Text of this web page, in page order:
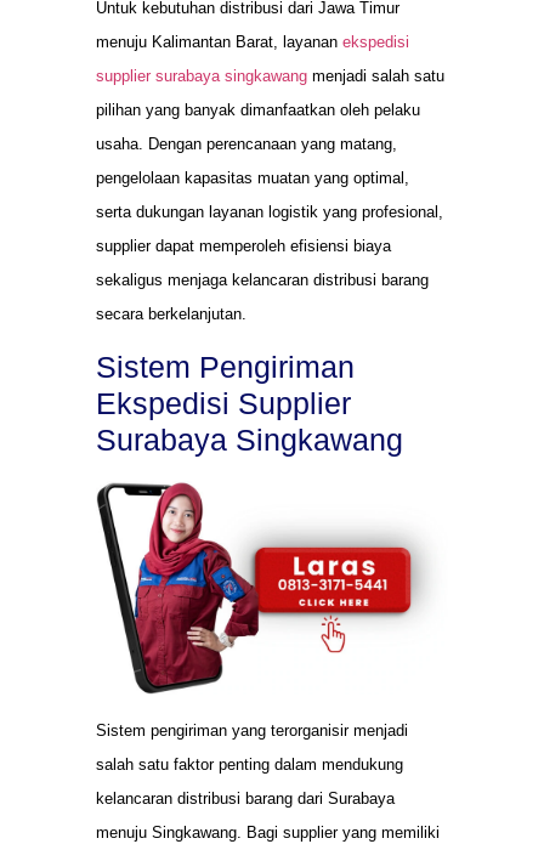
Untuk kebutuhan distribusi dari Jawa Timur
menuju Kalimantan Barat, layanan ekspedisi
supplier surabaya singkawang menjadi salah satu
pilihan yang banyak dimanfaatkan oleh pelaku
usaha. Dengan perencanaan yang matang,
pengelolaan kapasitas muatan yang optimal,
serta dukungan layanan logistik yang profesional,
supplier dapat memperoleh efisiensi biaya
sekaligus menjaga kelancaran distribusi barang
secara berkelanjutan.
Sistem Pengiriman
Ekspedisi Supplier
Surabaya Singkawang
Sistem pengiriman yang terorganisir menjadi
salah satu faktor penting dalam mendukung
kelancaran distribusi barang dari Surabaya
menuju Singkawang. Bagi supplier yang memiliki